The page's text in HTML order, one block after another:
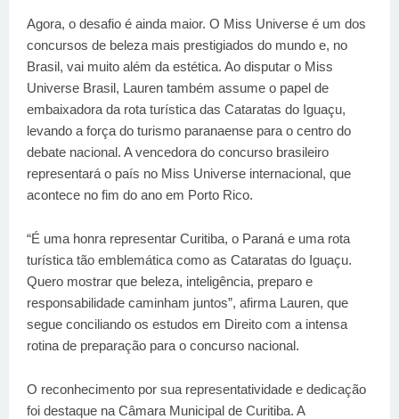
Agora, o desafio é ainda maior. O Miss Universe é um dos
concursos de beleza mais prestigiados do mundo e, no
Brasil, vai muito além da estética. Ao disputar o Miss
Universe Brasil, Lauren também assume o papel de
embaixadora da rota turística das Cataratas do Iguaçu,
levando a força do turismo paranaense para o centro do
debate nacional. A vencedora do concurso brasileiro
representará o país no Miss Universe internacional, que
acontece no fim do ano em Porto Rico.
“É uma honra representar Curitiba, o Paraná e uma rota
turística tão emblemática como as Cataratas do Iguaçu.
Quero mostrar que beleza, inteligência, preparo e
responsabilidade caminham juntos”, afirma Lauren, que
segue conciliando os estudos em Direito com a intensa
rotina de preparação para o concurso nacional.
O reconhecimento por sua representatividade e dedicação
foi destaque na Câmara Municipal de Curitiba. A